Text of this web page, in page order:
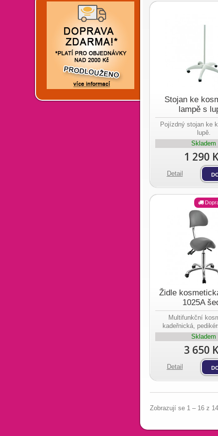
Stojan ke
lampě s
Pojízdný stojan ke
lupě.
Skladem
1 290
Detail
Židle
1025A
Multifunkční
kadeřnická,
Skladem
3 650
Detail
Zobrazují se 1 – 16 z